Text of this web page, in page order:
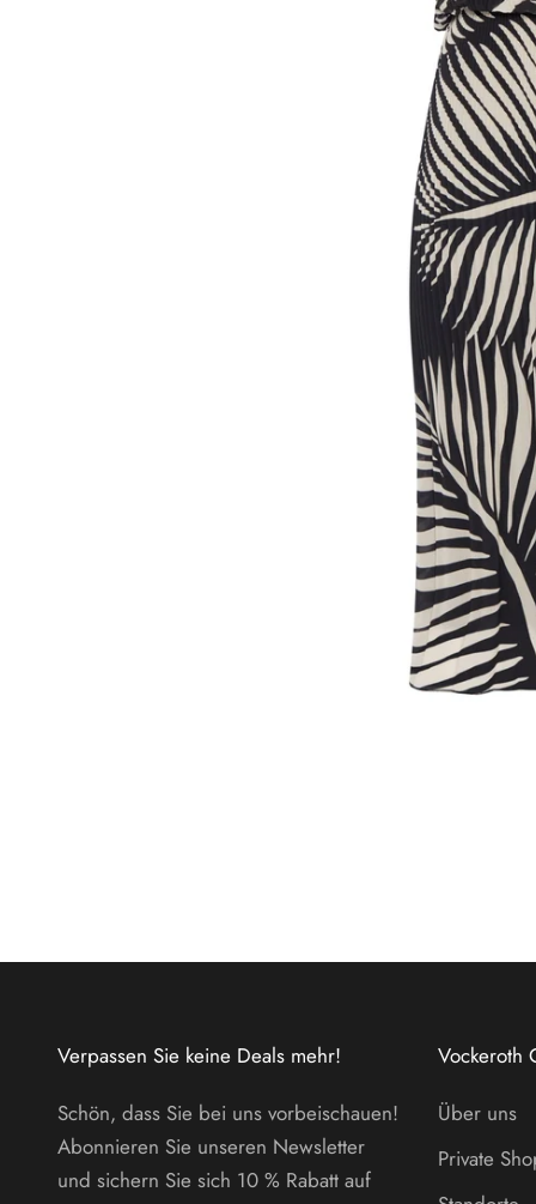
Verpassen Sie keine Deals mehr!
Schön, dass Sie bei uns vorbeischauen!
Abonnieren Sie unseren Newsletter
und sichern Sie sich 10 % Rabatt auf
Vockeroth
Über uns
Private